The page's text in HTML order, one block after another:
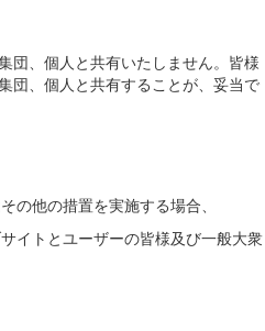
団、個人と共有いたしません。皆様
団、個人と共有することが、妥当で
の他の措置を実施する場合、
イトとユーザーの皆様及び一般大衆